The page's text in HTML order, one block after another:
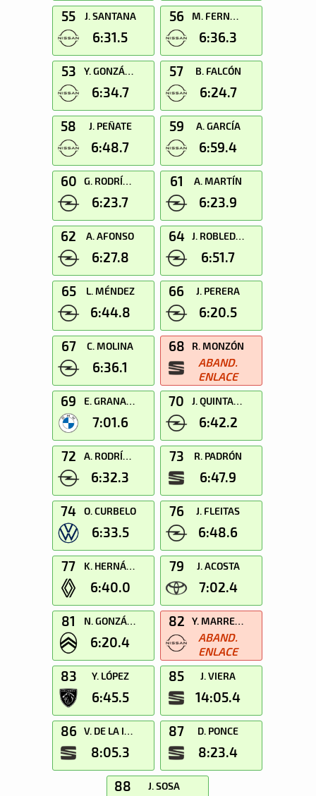
55 J. SANTANA
6:31.5
56 M. FERNÁNDEZ
6:36.3
53 Y. GONZÁLEZ
6:34.7
57 B. FALCÓN
6:24.7
58 J. PEÑATE
6:48.7
59 A. GARCÍA
6:59.4
60 G. RODRÍGUEZ
6:23.7
61 A. MARTÍN
6:23.9
62 A. AFONSO
6:27.8
64 J. ROBLEDANO
6:51.7
65 L. MÉNDEZ
6:44.8
66 J. PERERA
6:20.5
67 C. MOLINA
6:36.1
68 R. MONZÓN
ABAND.
ENLACE
69 E. GRANADO
7:01.6
70 J. QUINTANA
6:42.2
72 A. RODRÍGUEZ
6:32.3
73 R. PADRÓN
6:47.9
74 O. CURBELO
6:33.5
76 J. FLEITAS
6:48.6
77 K. HERNÁNDEZ
6:40.0
79 J. ACOSTA
7:02.4
81 N. GONZÁLEZ
6:20.4
82 Y. MARRERO
ABAND.
ENLACE
83 Y. LÓPEZ
6:45.5
85 J. VIERA
14:05.4
86 V. DE LA IGLESIA
8:05.3
87 D. PONCE
8:23.4
88 J. SOSA